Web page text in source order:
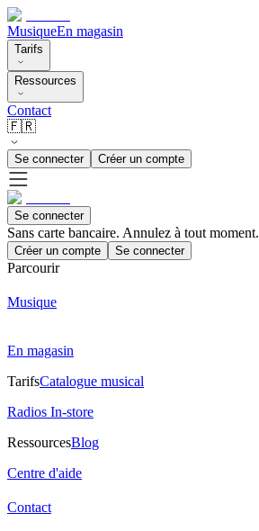
MusiqueEn magasin
Tarifs
Ressources
Contact
🇫🇷
Se connecter Créer un compte
Se connecter
Sans carte bancaire. Annulez à tout moment.
Créer un compte Se connecter
Parcourir
Musique
En magasin
TarifsCatalogue musical
Radios In-store
RessourcesBlog
Centre d'aide
Contact